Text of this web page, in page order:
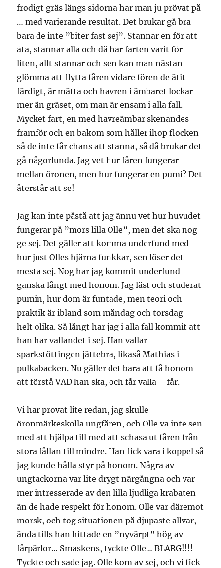
frodigt gräs längs sidorna har man ju prövat på
… med varierande resultat. Det brukar gå bra
bara de inte ”biter fast sej”. Stannar en för att
äta, stannar alla och då har farten varit för
liten, allt stannar och sen kan man nästan
glömma att flytta fåren vidare fören de ätit
färdigt, är mätta och havren i ämbaret lockar
mer än gräset, om man är ensam i alla fall.
Mycket fart, en med havreämbar skenandes
framför och en bakom som håller ihop flocken
så de inte får chans att stanna, så då brukar det
gå någorlunda. Jag vet hur fåren fungerar
mellan öronen, men hur fungerar en pumi? Det
återstår att se!
Jag kan inte påstå att jag ännu vet hur huvudet
fungerar på ”mors lilla Olle”, men det ska nog
ge sej. Det gäller att komma underfund med
hur just Olles hjärna funkkar, sen löser det
mesta sej. Nog har jag kommit underfund
ganska långt med honom. Jag läst och studerat
pumin, hur dom är funtade, men teori och
praktik är ibland som måndag och torsdag –
helt olika. Så långt har jag i alla fall kommit att
han har vallandet i sej. Han vallar
sparkstöttingen jättebra, likaså Mathias i
pulkabacken. Nu gäller det bara att få honom
att förstå VAD han ska, och får valla – får.
Vi har provat lite redan, jag skulle
öronmärkeskolla ungfåren, och Olle va inte sen
med att hjälpa till med att schasa ut fåren från
stora fållan till mindre. Han fick vara i koppel så
jag kunde hålla styr på honom. Några av
ungtackorna var lite drygt närgångna och var
mer intresserade av den lilla ljudliga krabaten
än de hade respekt för honom. Olle var däremot
morsk, och tog situationen på djupaste allvar,
ända tills han hittade en ”nyvärpt” hög av
fårpärlor… Smaskens, tyckte Olle… BLARG!!!!
Tyckte och sade jag. Olle kom av sej, och vi fick